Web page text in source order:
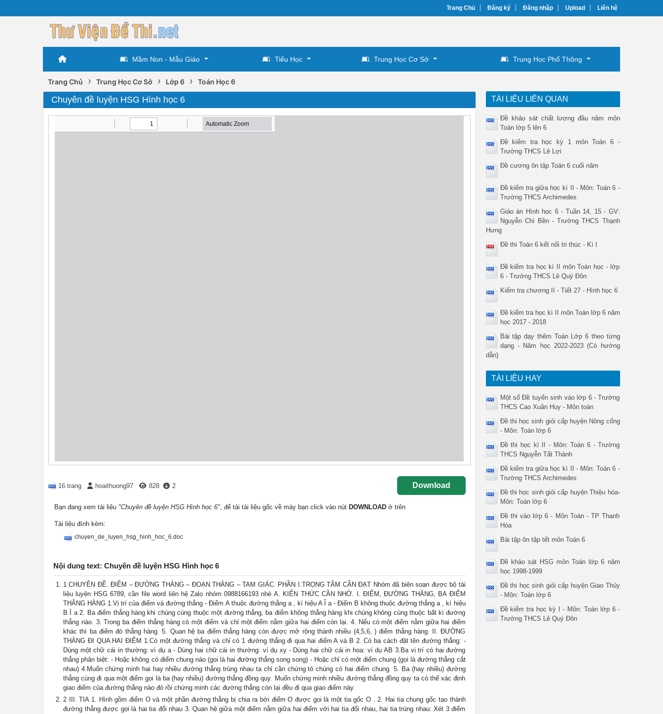
Trang Chủ Đăng ký Đăng nhập Upload Liên hệ
Mầm Non - Mẫu Giáo Tiểu Học Trung Học Cơ Sở Trung Học Phổ Thông
Trang Chủ › Trung Học Cơ Sở › Lớp 6 › Toán Học 6
Chuyên đề luyện HSG Hình học 6
16 trang hoaithuong97 828 2 Download
Bạn đang xem tài liệu "Chuyên đề luyện HSG Hình học 6", để tải tài liệu gốc về máy bạn click vào nút DOWNLOAD ở trên
Tài liệu đính kèm:
chuyen_de_luyen_hsg_hinh_hoc_6.doc
Nội dung text: Chuyên đề luyện HSG Hình học 6
1 CHUYÊN ĐỀ. ĐIỂM – ĐƯỜNG THẲNG – ĐOẠN THẲNG – TAM GIÁC. PHẦN I.TRỌNG TÂM CẦN ĐẠT Nhóm đã biên soạn được bộ tài
liệu luyện HSG 6789, cần file word liên hệ Zalo nhóm 0988166193 nhé A. KIẾN THỨC CẦN NHỚ. I. ĐIỂM, ĐƯỜNG THẲNG, BA ĐIỂM
THẲNG HÀNG 1.Vị trí của điểm và đường thẳng - Điểm A thuộc đường thẳng a , kí hiệu A Î a - Điểm B không thuộc đường thẳng a , kí hiệu
B Ï a 2. Ba điểm thẳng hàng khi chúng cùng thuộc một đường thẳng, ba điểm không thẳng hàng khi chúng không cùng thuộc bất kì đường
thẳng nào. 3. Trong ba điểm thẳng hàng có một điểm và chỉ một điểm nằm giữa hai điểm còn lại. 4. Nếu có một điểm nằm giữa hai điểm
khác thì ba điểm đó thẳng hàng. 5. Quan hệ ba điểm thẳng hàng còn được mở rộng thành nhiều (4,5,6, ) điểm thẳng hàng. II. ĐƯỜNG
THẲNG ĐI QUA HAI ĐIỂM 1.Có một đường thẳng và chỉ có 1 đường thẳng đi qua hai điểm A và B 2. Có ba cách đặt tên đường thẳng: -
Dùng một chữ cái in thường: ví dụ a - Dùng hai chữ cái in thường: ví dụ xy - Dùng hai chữ cái in hoa: ví dụ AB 3.Ba vị trí có hai đường
thẳng phân biệt: - Hoặc không có điểm chung nào (gọi là hai đường thẳng song song) - Hoặc chỉ có một điểm chung (gọi là đường thẳng cắt
nhau) 4.Muốn chứng minh hai hay nhiều đường thẳng trùng nhau ta chỉ cần chứng tỏ chúng có hai điểm chung. 5. Ba (hay nhiều) đường
thẳng cùng đi qua một điểm gọi là ba (hay nhiều) đường thẳng đồng quy. Muốn chứng minh nhiều đường thẳng đồng quy ta có thể xác định
giao điểm của đường thẳng nào đó rồi chứng minh các đường thẳng còn lại đều đi qua giao điểm này.
2 III. TIA 1. Hình gồm điểm O và một phần đường thẳng bị chia ra bởi điểm O được gọi là một tia gốc O . 2. Hai tia chung gốc tạo thành
đường thẳng được gọi là hai tia đối nhau 3. Quan hệ giữa một điểm nằm giữa hai điểm với hai tia đối nhau, hai tia trùng nhau: Xét 3 điểm
TÀI LIỆU LIÊN QUAN
Đề khảo sát chất lượng đầu năm môn
Toán lớp 5 lên 6
Đề kiểm tra học kỳ 1 môn Toán 6 -
Trường THCS Lê Lợi
Đề cương ôn tập Toán 6 cuối năm
Đề kiểm tra giữa học kì II - Môn: Toán 6 -
Trường THCS Archimedes
Giáo án Hình học 6 - Tuần 14, 15 - GV:
Nguyễn Chí Bền - Trường THCS Thạnh
Hưng
Đề thi Toán 6 kết nối tri thúc - Kì I
Đề kiểm tra học kì II môn Toán học - lớp
6 - Trường THCS Lê Quý Đôn
Kiểm tra chương II - Tiết 27 - Hình học 6
Đề kiểm tra học kì II môn Toán lớp 6 năm
học 2017 - 2018
Bài tập dạy thêm Toán Lớp 6 theo từng
dạng - Năm học 2022-2023 (Có hướng
dẫn)
TÀI LIỆU HAY
Một số Đề tuyển sinh vào lớp 6 - Trường
THCS Cao Xuân Huy - Môn toán
Đề thi học sinh giỏi cấp huyện Nông cống
- Môn: Toán lớp 6
Đề thi học kì II - Môn: Toán 6 - Trường
THCS Nguyễn Tất Thành
Đề kiểm tra giữa học kì II - Môn: Toán 6 -
Trường THCS Archimedes
Đề thi học sinh giỏi cấp huyện Thiệu hóa-
Môn: Toán lớp 6
Đề thi vào lớp 6 - Môn Toán - TP Thanh
Hóa
Bài tập ôn tập tết môn Toán 6
Đề khảo sát HSG môn Toán lớp 6 năm
học 1998-1999
Đề thi học sinh giỏi cấp huyện Giao Thủy
- Môn: Toán lớp 6
Đề kiểm tra học kỳ I - Môn: Toán lớp 6 -
Trường THCS Lê Quý Đôn